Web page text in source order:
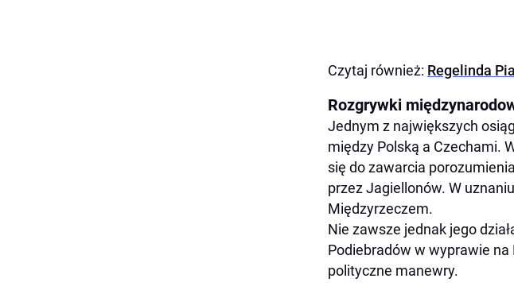
Czytaj również: Regelinda
Rozgrywki
Jednym z największych
między Polską a Czechami.
się do zawarcia
przez Jagiellonów. W
Międzyrzeczem.
Nie zawsze jednak jego
Podiebradów w wyprawie na
polityczne manewry.